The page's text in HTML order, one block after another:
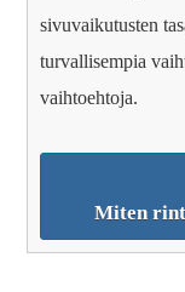
sivuvaikutusten
turvallisempia
vaihtoehtoja.
Miten